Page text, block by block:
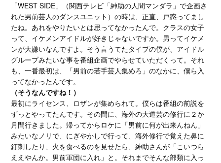
「WEST SIDE」（関西テレビ「紳助の人間マンダラ」で企画さ
れた男前芸人のダンスユニット）の時は、正直、戸惑ってまし
たね。あれをやりたいとは思ってなかったんで。クラスの女子
って、イケメンアイドルが好きじゃないですか。男ってイケメ
ンが大嫌いなんですよ。そう言うてたタイプの僕が、アイドル
グループみたいな事を番組企画でやらせていただくって。それ
も、一番最初は、「男前の若手芸人集めろ」のなかに、僕ら入
ってなかったんです。
（そうなんですね！）
最初にライセンス、ロザンが集められて。僕らは番組の前説を
ずっとやってたんです。その間に、海外の大道芸の修行に２か
月間行きました。帰ってからロケに「男前に何が出来んねん」
みたいなノリで、にぎやかしで行って、海外修行で覚えた鼻に
釘刺したり、火を食べるのを見せたら、紳助さんが「こいつら
ええやんか。男前軍団に入れ」と。それまでそんな部類に入っ